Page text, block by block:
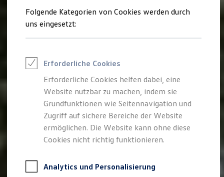
Feuerwehr
Rettungsdienste
ONE Business ID Vorteile
Fahrzeugsuche & Marktplatz
Digitaler Marktplatz
Kauf & Finanzierung
Online-Fahrzeugbewertung
Aktionen & Angebote
E-Auto-Förderung
Für Privatkunden
Für Gewerbekunden
Profi Paket
TopDeal
Zertifizierte Gebrauchtwagen
Folgende Kategorien von Cookies werden durch
uns eingesetzt:
Erforderliche Cookies
Erforderliche Cookies helfen dabei, eine
Website nutzbar zu machen, indem sie
Grundfunktionen wie Seitennavigation und
Zugriff auf sichere Bereiche der Website
ermöglichen. Die Website kann ohne diese
Cookies nicht richtig funktionieren.
Analytics und Personalisierung